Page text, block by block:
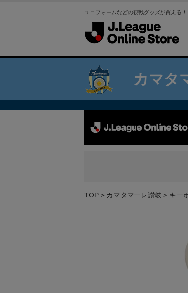
ユニフォームなどの観戦グッズが買える
カマタ
TOP カマタマーレ讃岐 キー